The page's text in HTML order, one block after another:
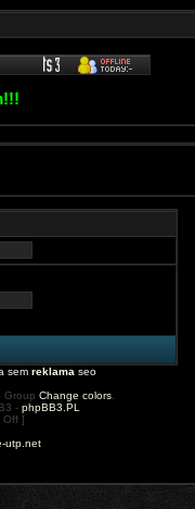
sem reklama seo
Group Change colors.
- phpBB3.PL
Off ]
utp.net